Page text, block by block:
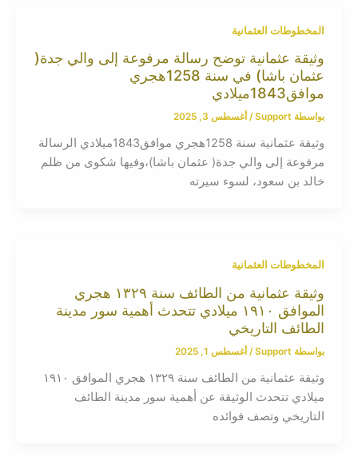
المخطوطات العثمانية
وثيقة عثمانية توضح رسالة مرفوعة إلى والي جدة(
عثمان باشا) في سنة 1258هجري
موافق1843ميلادي
بواسطة Support
/ أغسطس 3, 2025
وثيقة عثمانية سنة 1258هجري موافق1843ميلادي الرسالة
مرفوعة إلى والي جدة( عثمان باشا)،وفيها شكوى من ظلم
خالد بن سعود، لسوء سيرته
المخطوطات العثمانية
وثيقة عثمانية من الطائف سنة ١٣٢٩ هجري
الموافق ١٩١٠ ميلادي تتحدث أهمية سور مدينة
الطائف التاريخي
بواسطة Support
/ أغسطس 1, 2025
وثيقة عثمانية من الطائف سنة ١٣٢٩ هجري الموافق ١٩١٠
ميلادي تتحدث الوثيقة عن أهمية سور مدينة الطائف
التاريخي وتصف فوائده